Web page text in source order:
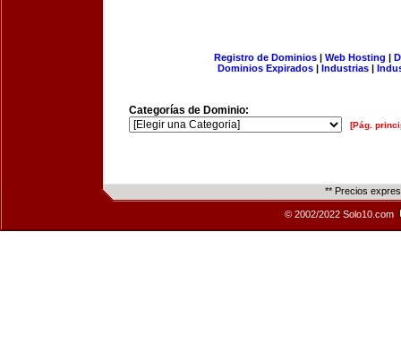
Registro de Dominios| Web Hosting |
Dominios Expirados | Industrias |
Categorías de Dominio:
[Pág.
** Precios
© 2002/2022 Solo10.com